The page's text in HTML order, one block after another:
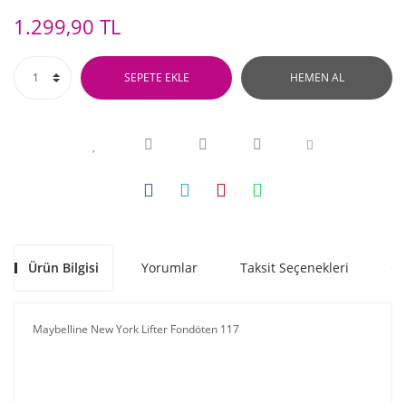
1.299,90 TL
SEPETE EKLE HEMEN AL
Ürün Bilgisi Yorumlar Taksit Seçenekleri
Maybelline New York Lifter Fondöten 117